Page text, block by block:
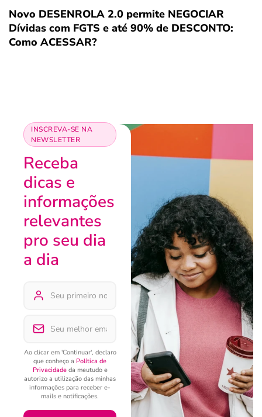
Novo DESENROLA 2.0 permite NEGOCIAR
Dívidas com FGTS e até 90% de DESCONTO:
Como ACESSAR?
INSCREVA-SE NA
NEWSLETTER
Receba
dicas e
informações
relevantes
pro seu dia
a dia
Ao clicar em 'Continuar', declaro
que conheço a Política de
Privacidadeda meutudo e
autorizo a utilização das minhas
informações para receber e-
mails e notificações.